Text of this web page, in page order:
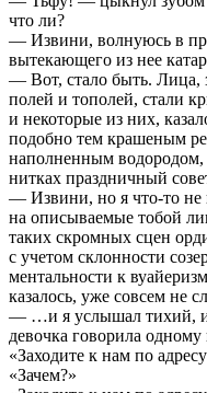
что ли?
— Извини, волнуюсь в
вытекающего из нее
— Вот, стало быть. Лица,
полей и тополей, стали
и некоторые из них,
подобно тем крашеным
наполненным водородом,
нитках праздничный
— Извини, но я что-то не
на описываемые тобой
таких скромных сцен
с учетом склонности
ментальности к
казалось, уже совсем не
— …и я услышал тихий,
девочка говорила
«Заходите к нам по
«Зачем?»